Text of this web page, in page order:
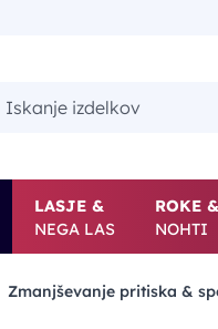
LASJE &
NEGA LAS
ROKE &
NOHTI
Zmanjševanje pritiska &